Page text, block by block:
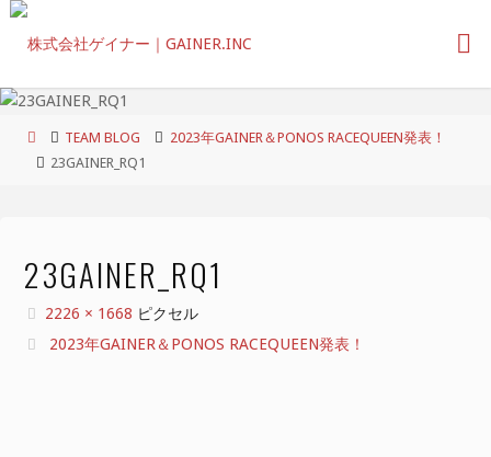
コ
ン
ホ
ー
TEAM BLOG
2023年GAINER＆PONOS RACEQUEEN発表！
23GAINER_RQ1
23GAINER_RQ1
フ
ル
2226 × 1668 ピクセル
2023年GAINER＆PONOS RACEQUEEN発表！